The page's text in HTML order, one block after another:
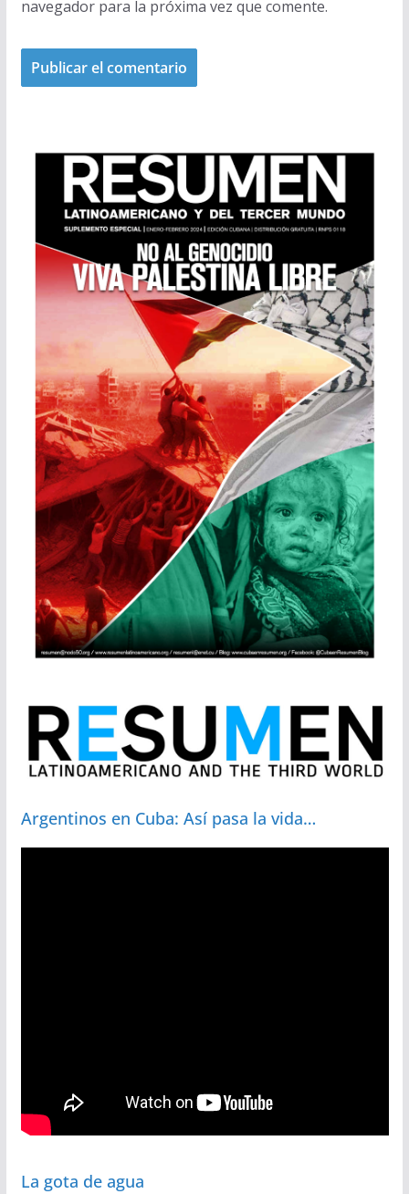
navegador para la próxima vez que comente.
Argentinos en Cuba: Así pasa la vida…
La gota de agua